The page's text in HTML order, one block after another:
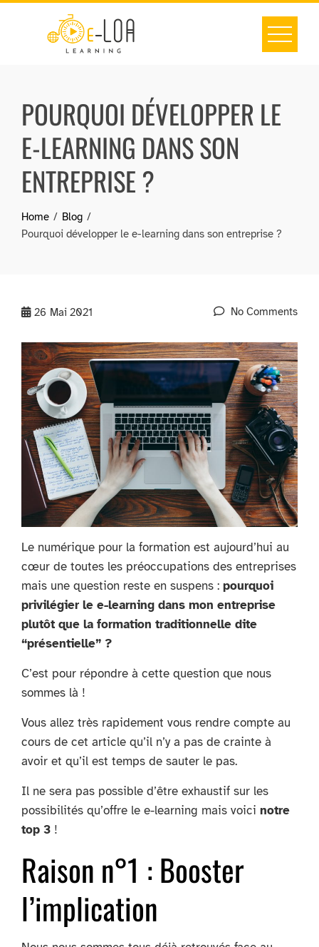
POURQUOI DÉVELOPPER LE
E-LEARNING DANS SON
ENTREPRISE ?
Home
Blog
Pourquoi développer le e-learning dans son entreprise ?
26 Mai 2021 No Comments
Le numérique pour la formation est aujourd’hui au
cœur de toutes les préoccupations des entreprises
mais une question reste en suspens : pourquoi
privilégier le e-learning dans mon entreprise
plutôt que la formation traditionnelle dite
“présentielle” ?
C’est pour répondre à cette question que nous
sommes là !
Vous allez très rapidement vous rendre compte au
cours de cet article qu’il n’y a pas de crainte à
avoir et qu’il est temps de sauter le pas.
Il ne sera pas possible d’être exhaustif sur les
possibilités qu’offre le e-learning mais voici notre
top 3 !
Raison n°1 : Booster
l’implication